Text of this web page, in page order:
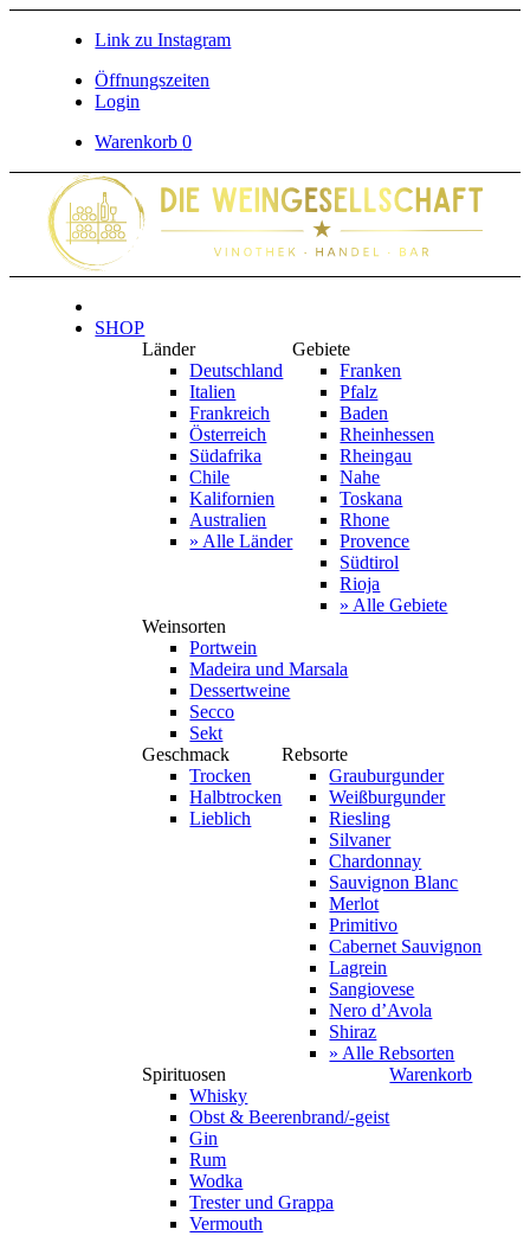
Link zu Instagram
Öffnungszeiten
Login
Warenkorb0
SHOP
Länder
Deutschland
Italien
Frankreich
Österreich
Südafrika
Chile
Kalifornien
Australien
» Alle Länder
Gebiete
Franken
Pfalz
Baden
Rheinhessen
Rheingau
Nahe
Toskana
Rhone
Provence
Südtirol
Rioja
» Alle Gebiete
Weinsorten
Portwein
Madeira und Marsala
Dessertweine
Secco
Sekt
Geschmack
Trocken
Halbtrocken
Lieblich
Rebsorte
Grauburgunder
Weißburgunder
Riesling
Silvaner
Chardonnay
Sauvignon Blanc
Merlot
Primitivo
Cabernet Sauvignon
Lagrein
Sangiovese
Nero d’Avola
Shiraz
» Alle Rebsorten
Spirituosen
Whisky
Obst & Beerenbrand/-geist
Gin
Rum
Wodka
Trester und Grappa
Vermouth
Warenkorb